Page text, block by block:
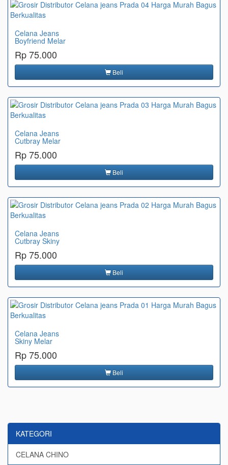
Celana Jeans
Boyfriend Melar
Rp 75.000
Beli
Celana Jeans
Cutbray Melar
Rp 75.000
Beli
Celana Jeans
Cutbray Skiny
Rp 75.000
Beli
Celana Jeans
Skiny Melar
Rp 75.000
Beli
KATEGORI
CELANA CHINO